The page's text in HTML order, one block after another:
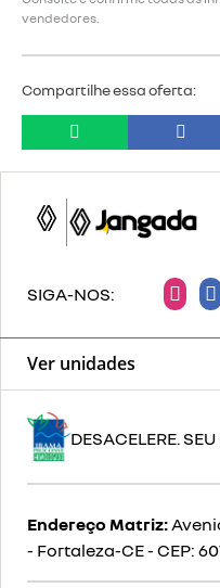
vendedores.
Compartilhe essa oferta:
Ver unidades
SIGA-NOS:
DESACELERE.
Endereço Matriz:
- Fortaleza-CE- CEP: